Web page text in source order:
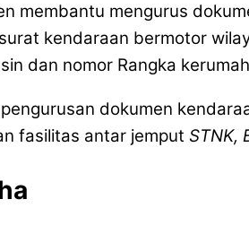
membantu mengurus
kendaraan bermotor
dan nomor Rangka
dokumen
fasilitas antar jemput STNK,